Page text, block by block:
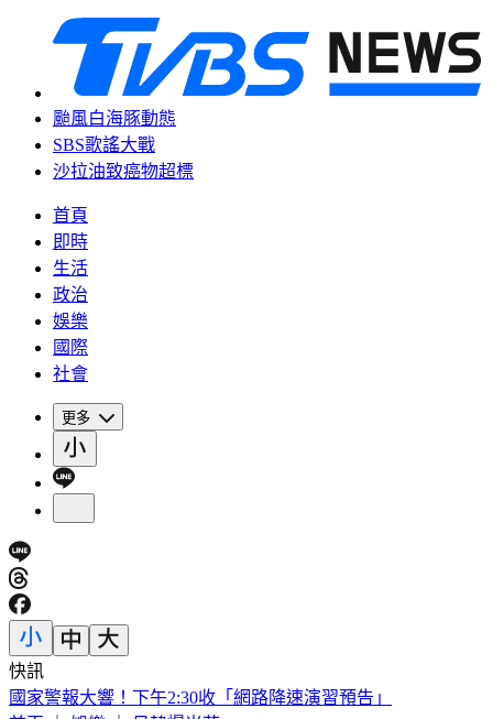
颱風白海豚動態
SBS歌謠大戰
沙拉油致癌物超標
首頁
即時
生活
政治
娛樂
國際
社會
更多
快訊
快訊／小刀證實離婚！「台玻駙馬」身分驚早已成過去式